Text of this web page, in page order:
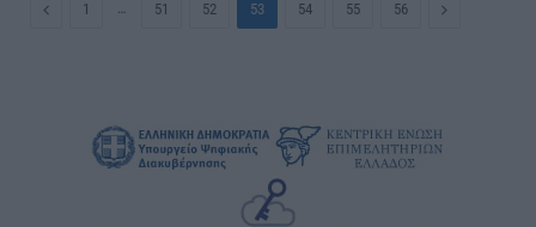
Previous
1 51 52 53 54 55 56 Next